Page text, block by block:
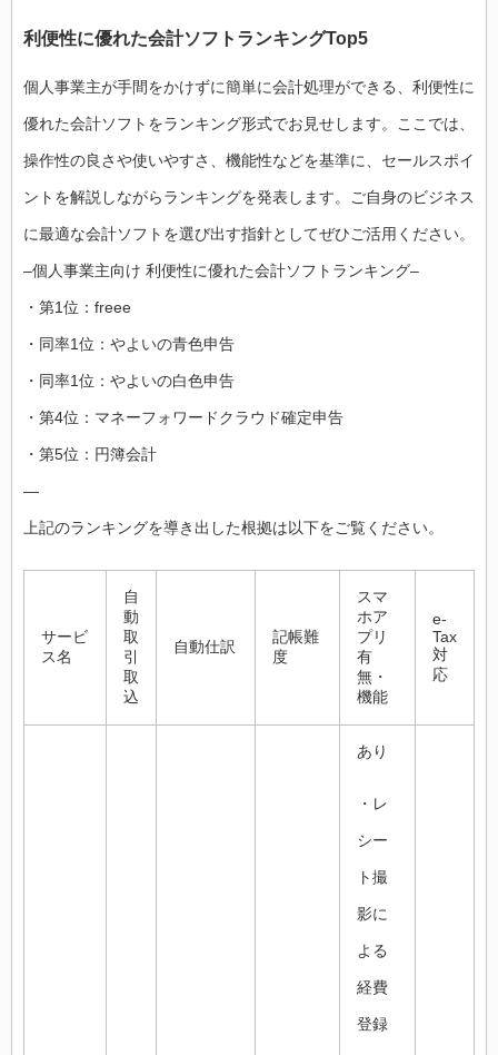
利便性に優れた会計ソフトランキングTop5
個人事業主が手間をかけずに簡単に会計処理ができる、利便性に
優れた会計ソフトをランキング形式でお見せします。ここでは、
操作性の良さや使いやすさ、機能性などを基準に、セールスポイ
ントを解説しながらランキングを発表します。ご自身のビジネス
に最適な会計ソフトを選び出す指針としてぜひご活用ください。
–個人事業主向け 利便性に優れた会計ソフトランキング–
・第1位：freee
・同率1位：やよいの青色申告
・同率1位：やよいの白色申告
・第4位：マネーフォワードクラウド確定申告
・第5位：円簿会計
—
上記のランキングを導き出した根拠は以下をご覧ください。
サービ
ス名
自
動
取
引
取
込
自動仕訳
記帳難
度
スマ
ホア
プリ
有
無・
機能
e-
Tax
対
応
あり
・レ
シー
ト撮
影に
よる
経費
登録